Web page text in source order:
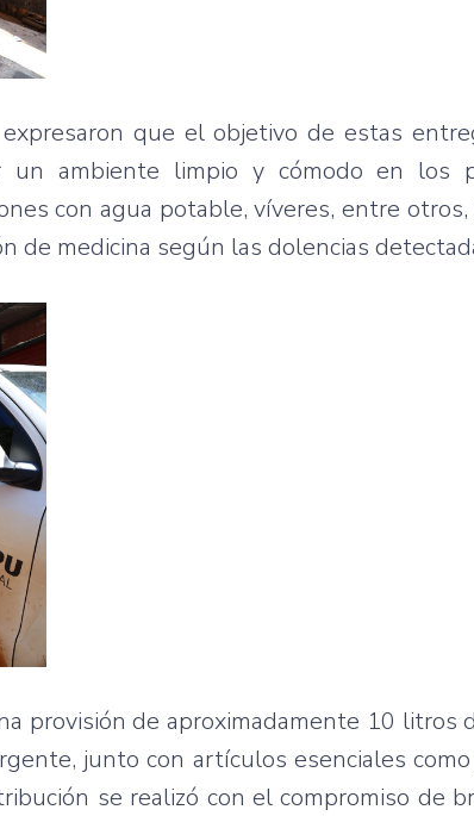
que el objetivo de estas
un ambiente limpio y cómodo en los
con agua potable, víveres, entre
de medicina según las dolencias
provisión de aproximadamente 10 litros
junto con artículos esenciales como
se realizó con el compromiso de